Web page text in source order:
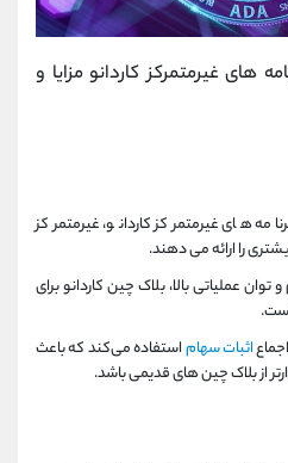
های غیرمتمرکز کاردانو مزایا و
های غیرمتمرکز کاردانو، غیرمتمرکز
را ارائه می دهند.
توان عملیاتی بالا، بلاک چین کاردانو برای
اثبات سهاماستفاده می‌کند که باعث
از بلاک چین‌ های قدیمی باشد.